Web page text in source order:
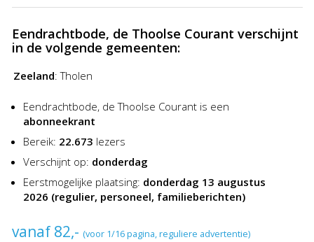
Eendrachtbode, de Thoolse Courant verschijnt
in de volgende gemeenten:
Zeeland: Tholen
Eendrachtbode, de Thoolse Courant is een
abonneekrant
Bereik: 22.673 lezers
Verschijnt op: donderdag
Eerstmogelijke plaatsing: donderdag 13 augustus
2026 (regulier, personeel, familieberichten)
vanaf 82,- (voor 1/16 pagina, reguliere advertentie)